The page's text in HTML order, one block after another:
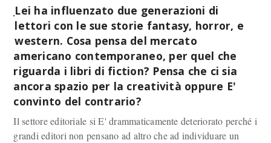
Lei ha influenzato due generazioni di
lettori con le sue storie fantasy, horror, e
western. Cosa pensa del mercato
americano contemporaneo, per quel che
riguarda i libri di fiction? Pensa che ci sia
ancora spazio per la creatività oppure E'
convinto del contrario?
Il settore editoriale si E' drammaticamente deteriorato perché i
grandi editori non pensano ad altro che ad individuare un